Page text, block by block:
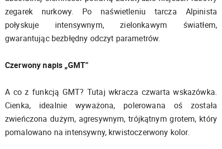
zegarek nurkowy. Po naświetleniu tarcza Alpinista
połyskuje intensywnym, zielonkawym światłem,
gwarantując bezbłędny odczyt parametrów.
Czerwony napis „GMT”
A co z funkcją GMT? Tutaj wkracza czwarta wskazówka.
Cienka, idealnie wyważona, polerowana oś została
zwieńczona dużym, agresywnym, trójkątnym grotem, który
pomalowano na intensywny, krwistoczerwony kolor.